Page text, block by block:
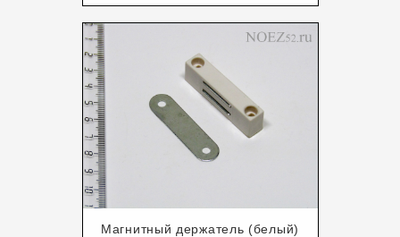
Магнитный держатель (белый)